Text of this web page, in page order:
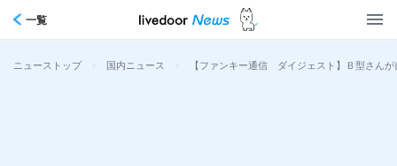
一覧
ニューストップ > 国内ニュース > 【ファンキー通信 ダイジェスト】Ｂ型さん